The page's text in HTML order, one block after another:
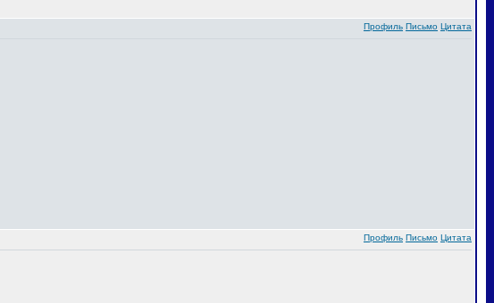
Профиль Письмо Цитата
Профиль Письмо Цитата